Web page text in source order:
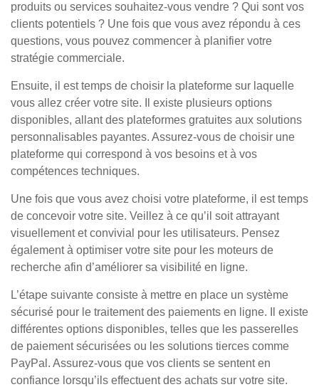
produits ou services souhaitez-vous vendre ? Qui sont vos
clients potentiels ? Une fois que vous avez répondu à ces
questions, vous pouvez commencer à planifier votre
stratégie commerciale.
Ensuite, il est temps de choisir la plateforme sur laquelle
vous allez créer votre site. Il existe plusieurs options
disponibles, allant des plateformes gratuites aux solutions
personnalisables payantes. Assurez-vous de choisir une
plateforme qui correspond à vos besoins et à vos
compétences techniques.
Une fois que vous avez choisi votre plateforme, il est temps
de concevoir votre site. Veillez à ce qu’il soit attrayant
visuellement et convivial pour les utilisateurs. Pensez
également à optimiser votre site pour les moteurs de
recherche afin d’améliorer sa visibilité en ligne.
L’étape suivante consiste à mettre en place un système
sécurisé pour le traitement des paiements en ligne. Il existe
différentes options disponibles, telles que les passerelles
de paiement sécurisées ou les solutions tierces comme
PayPal. Assurez-vous que vos clients se sentent en
confiance lorsqu’ils effectuent des achats sur votre site.